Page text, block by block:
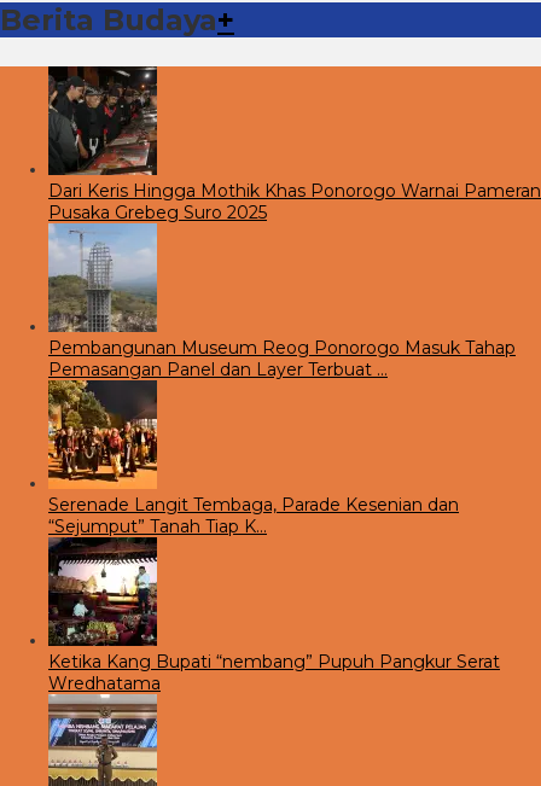
Berita Budaya+
Dari Keris Hingga Mothik Khas Ponorogo Warnai Pameran
Pusaka Grebeg Suro 2025
Pembangunan Museum Reog Ponorogo Masuk Tahap
Pemasangan Panel dan Layer Terbuat …
Serenade Langit Tembaga, Parade Kesenian dan
“Sejumput” Tanah Tiap K…
Ketika Kang Bupati “nembang” Pupuh Pangkur Serat
Wredhatama